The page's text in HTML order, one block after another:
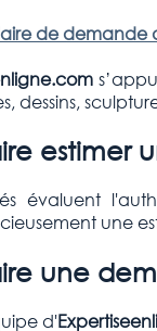
de demande
dessins,
estimer
évaluent
une
une
d'